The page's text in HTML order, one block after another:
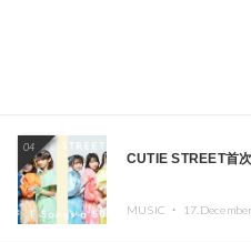
04
CUTIE STREET首
MUSIC ・